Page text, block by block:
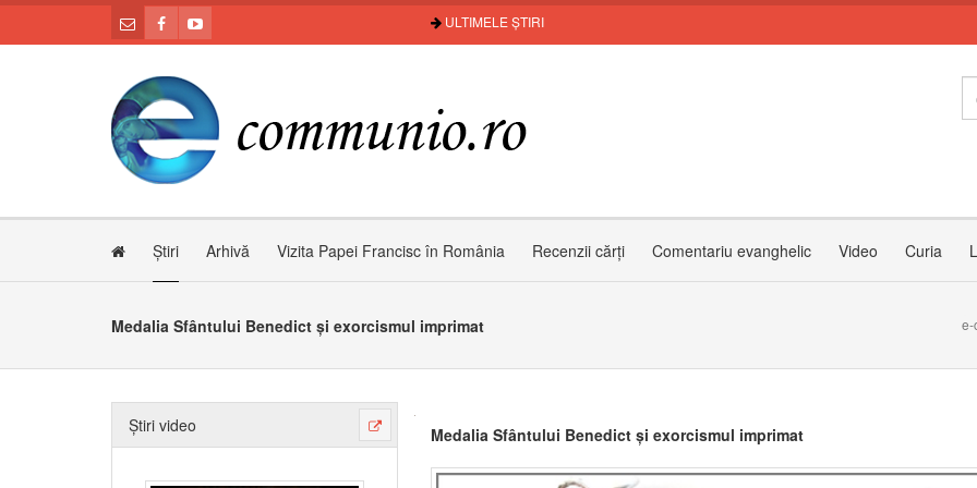
ULTIMELE ȘTIRI
Știri Arhivă Vizita Papei Francisc în România Recenzii cărți Comentariu evanghelic Video Curia
Medalia Sfântului Benedict și exorcismul imprimat e-
Știri video Medalia Sfântului Benedict și exorcismul imprimat